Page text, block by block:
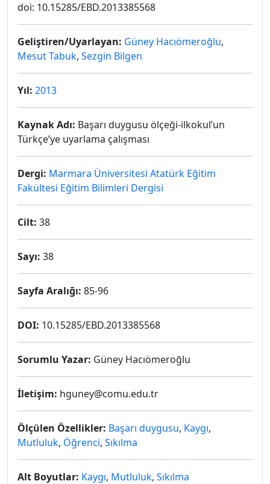
doi: 10.15285/EBD.2013385568
Geliştiren/Uyarlayan: Güney Hacıömeroğlu,
Mesut Tabuk, Sezgin Bilgen
Yıl: 2013
Kaynak Adı: Başarı duygusu ölçeği-ilkokul’un
Türkçe’ye uyarlama çalışması
Dergi: Marmara Üniversitesi Atatürk Eğitim
Fakültesi Eğitim Bilimleri Dergisi
Cilt: 38
Sayı: 38
Sayfa Aralığı: 85-96
DOI: 10.15285/EBD.2013385568
Sorumlu Yazar: Güney Hacıömeroğlu
İletişim: hguney@comu.edu.tr
Ölçülen Özellikler: Başarı duygusu, Kaygı,
Mutluluk, Öğrenci, Sıkılma
Alt Boyutlar: Kaygı, Mutluluk, Sıkılma